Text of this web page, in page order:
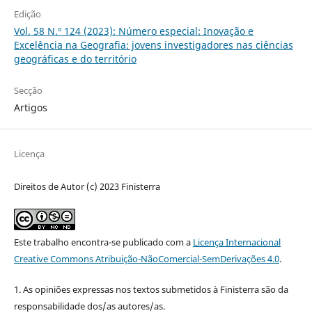
Edição
Vol. 58 N.º 124 (2023): Número especial: Inovação e
Excelência na Geografia: jovens investigadores nas ciências
geográficas e do território
Secção
Artigos
Licença
Direitos de Autor (c) 2023 Finisterra
Este trabalho encontra-se publicado com a Licença Internacional
Creative Commons Atribuição-NãoComercial-SemDerivações 4.0.
1. As opiniões expressas nos textos submetidos à Finisterra são da
responsabilidade dos/as autores/as.